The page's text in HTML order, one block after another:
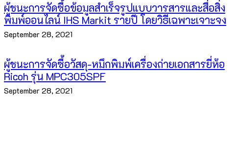
ผู้ชนะการจัดซื้อข้อมูลสำเร็จรูปแบบวารสารและสื่อสิ่ง
พิมพ์ออนไลน์ IHS Markit รายปี โดยวิธีเฉพาะเจาะจง
September 28, 2021
ผู้ชนะการจัดซื้อวัสดุ-หมึกพิมพ์เครื่องถ่ายเอกสารยี่ห้อ
Ricoh รุ่น MPC305SPF
September 28, 2021